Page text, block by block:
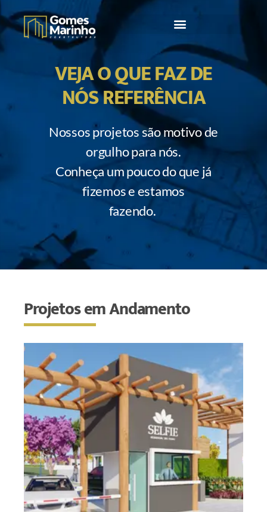
VEJA O QUE FAZ DE
NÓS REFERÊNCIA
Nossos projetos são motivo de
orgulho para nós.
Conheça um pouco do que já
fizemos e estamos
fazendo.
Projetos em Andamento